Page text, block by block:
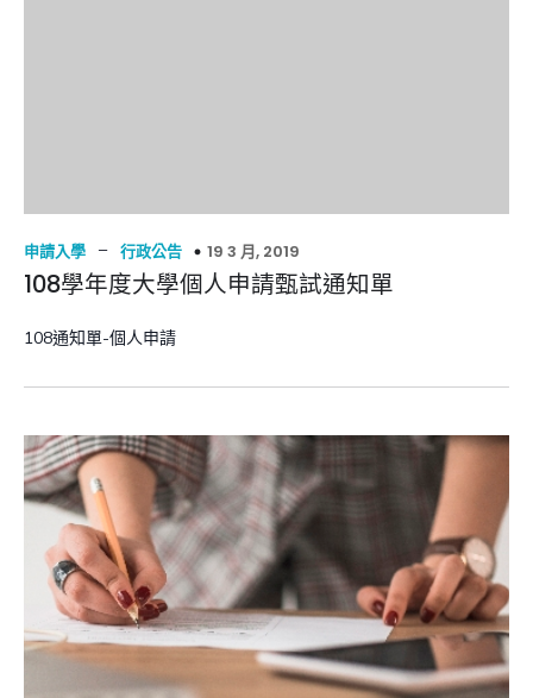
申請入學 – 行政公告 19 3 月, 2019
108學年度大學個人申請甄試通知單
108通知單-個人申請